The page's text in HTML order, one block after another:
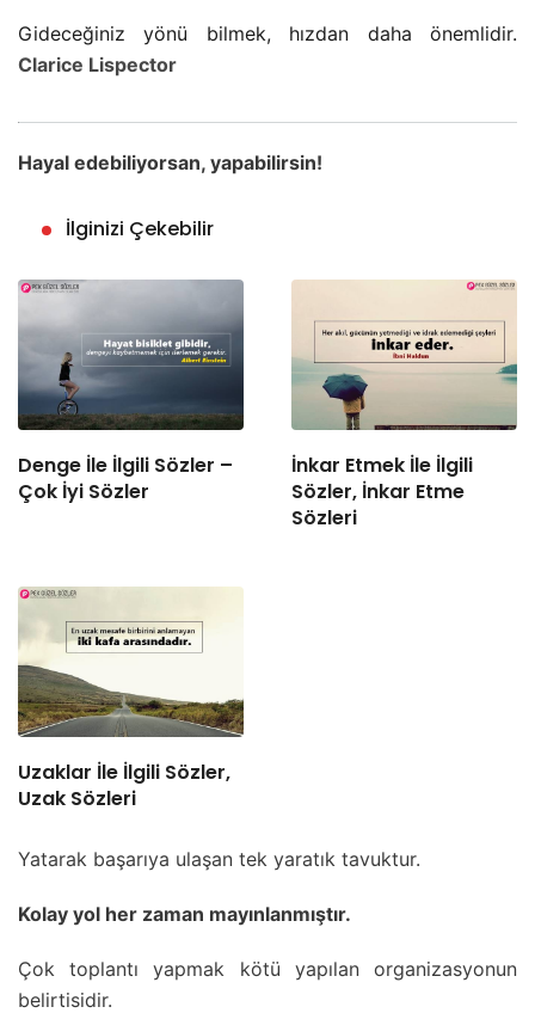
Gideceğiniz yönü bilmek, hızdan daha önemlidir.
Clarice Lispector
Hayal edebiliyorsan, yapabilirsin!
İlginizi Çekebilir
Denge İle İlgili Sözler –
Çok İyi Sözler
İnkar Etmek İle İlgili
Sözler, İnkar Etme
Sözleri
Uzaklar İle İlgili Sözler,
Uzak Sözleri
Yatarak başarıya ulaşan tek yaratık tavuktur.
Kolay yol her zaman mayınlanmıştır.
Çok toplantı yapmak kötü yapılan organizasyonun
belirtisidir.